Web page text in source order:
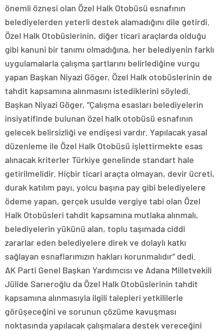
önemli öznesi olan Özel Halk Otobüsü esnafının
belediyelerden yeterli destek alamadığını dile getirdi.
Özel Halk Otobüslerinin, diğer ticari araçlarda olduğu
gibi kanuni bir tanımı olmadığına, her belediyenin farklı
uygulamalarla çalışma şartlarını belirlediğine vurgu
yapan Başkan Niyazi Göger, Özel Halk otobüslerinin de
tahdit kapsamına alınmasını istediklerini söyledi.
Başkan Niyazi Göger, “Çalışma esasları belediyelerin
insiyatifinde bulunan özel halk otobüsü esnafının
gelecek belirsizliği ve endişesi vardır. Yapılacak yasal
düzenleme ile Özel Halk Otobüsü işlettirmekte esas
alınacak kriterler Türkiye genelinde standart hale
getirilmelidir. Hiçbir ticari araçta olmayan, devir ücreti,
durak katılım payı, yolcu başına pay gibi belediyelere
ödeme yapan, gerçek usulde vergiye tabi olan Özel
Halk Otobüsleri tahdit kapsamına mutlaka alınmalı,
belediyelerin yükünü alan, toplu taşımada ciddi
zararlar eden belediyelere direk ve dolaylı katkı
sağlayan esnaflarımızın hakları korunmalıdır” dedi.
AK Parti Genel Başkan Yardımcısı ve Adana Milletvekili
Jülide Sarıeroğlu da Özel Halk Otobüslerinin tahdit
kapsamına alınmasıyla ilgili talepleri yetkililerle
görüşeceğini ve sorunun çözüme kavuşması
noktasında yapılacak çalışmalara destek vereceğini